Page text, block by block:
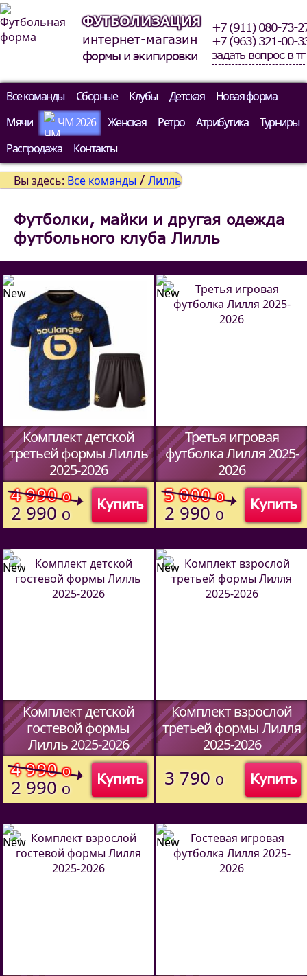
ФУТБОЛИЗАЦИЯ
интернет-магазин
формы и экипировки
+7 (911) 080-73-
+7 (963) 321-00-
задать вопрос в тг
Все команды Сборные Клубы Детская
Новая форма
Мячи
ЧМ 2026 Женская Ретро Атрибутика
Турниры
Распродажа
Контакты
Вы здесь: Все команды / Лилль
Футболки, майки и другая одежда
футбольного клуба Лилль
Комплект детской
третьей формы Лилль
2025-2026
(Код:51487094
Купить
4 990o
2 990 o
Третья игровая
футболка Лилля 2025-
2026
(Код:51457094
Купить
5 000o
2 990 o
Комплект детской
гостевой формы
Лилль 2025-2026
(Код:51487094
Купить
4 990o
2 990 o
Комплект взрослой
третьей формы Лилля
2025-2026
Купить
3 790 o